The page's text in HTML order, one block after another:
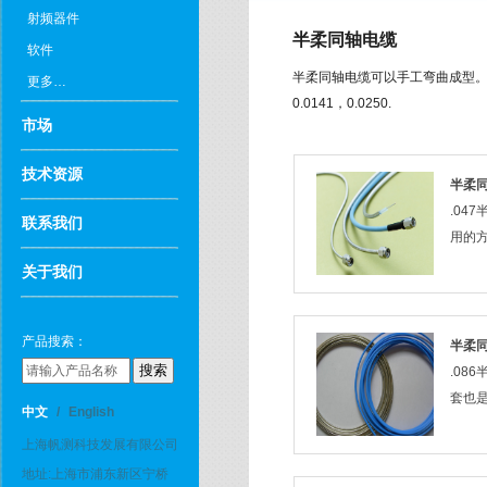
射频器件
软件
更多…
市场
技术资源
联系我们
关于我们
产品搜索：
中文 / English
上海帆测科技发展有限公司
地址:上海市浦东新区宁桥
半柔同轴电缆
半柔同轴电缆可以手工弯曲成型
0.0141，0.0250.
半柔
.047
用的
半柔
.086
套也